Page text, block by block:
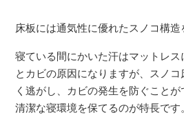
床板には通気性に優れたスノコ構造
寝ている間にかいた汗はマットレ
とカビの原因になりますが、スノ
く逃がし、カビの発生を防ぐこと
清潔な寝環境を保てるのが特長です。